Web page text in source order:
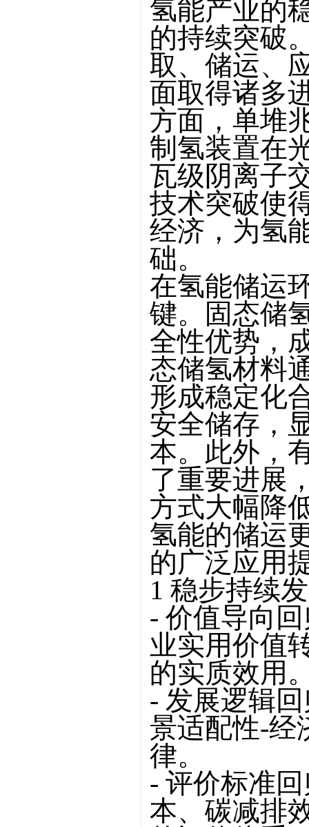
氢能产业的
的持续突破
取、储运、
面取得诸多
方面，单堆
制氢装置在
瓦级阴离子
技术突破使
经济，为氢
础。
在氢能储运
键。固态储
全性优势，
态储氢材料
形成稳定化
安全储存，
本。此外，
了重要进展
方式大幅降
氢能的储运
的广泛应用
1 稳步持续
- 价值导向
业实用价值
的实质效用
- 发展逻辑
景适配性-经
律。
- 评价标准
本、碳减排